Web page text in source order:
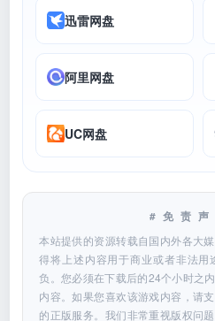
迅雷网盘
阿里网盘
UC网盘
#免责
本站提供的资源转载自国内外各大
得将上述内容用于商业或者非法用
负。您必须在下载后的24个小时之
内容。如果您喜欢该游戏内容，请
的正版服务。我们非常重视版权问